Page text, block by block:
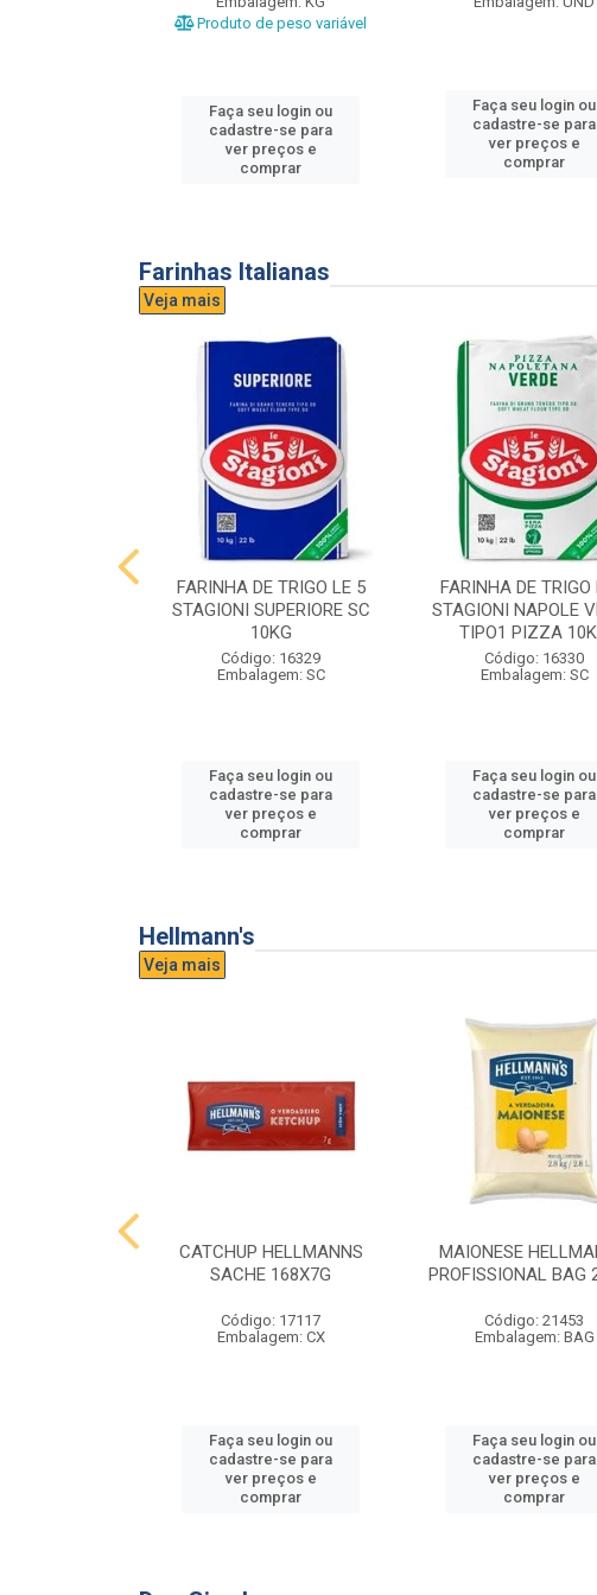
Produto de peso variável
Faça seu login ou
cadastre-se para
ver preços e
comprar
Faça seu login ou
cadastre-se para
ver preços e
comprar
Farinhas Italianas
Veja mais
FARINHA DE TRIGO LE 5
STAGIONI SUPERIORE SC
10KG
Código: 16329
Embalagem: SC
Faça seu login ou
cadastre-se para
ver preços e
comprar
FARINHA DE TRIGO
STAGIONI NAPOLE
TIPO1 PIZZA
Código: 16330
Embalagem: SC
Faça seu login ou
cadastre-se para
ver preços e
comprar
Hellmann's
Veja mais
CATCHUP HELLMANNS
SACHE 168X7G
Código: 17117
Embalagem: CX
Faça seu login ou
cadastre-se para
ver preços e
comprar
MAIONESE
PROFISSIONAL BAG
Código: 21453
Embalagem: BAG
Faça seu login ou
cadastre-se para
ver preços e
comprar